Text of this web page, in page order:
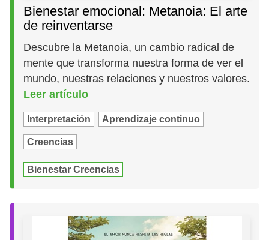
Bienestar emocional: Metanoia: El arte
de reinventarse
Descubre la Metanoia, un cambio radical de
mente que transforma nuestra forma de ver el
mundo, nuestras relaciones y nuestros valores.
Leer artículo
Interpretación Aprendizaje continuo
Creencias
Bienestar Creencias